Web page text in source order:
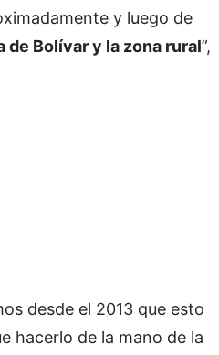
y luego de
Bolívar y la zona rural”,
desde el 2013 que esto
hacerlo de la mano de la